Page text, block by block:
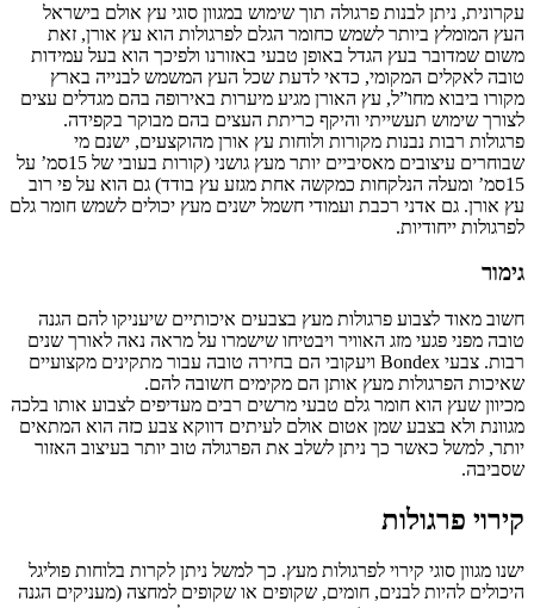
עקרונית, ניתן לבנות פרגולה תוך שימוש במגוון סוגי עץ אולם בישראל
העץ המומלץ ביותר לשמש כחומר הגלם לפרגולות הוא עץ אורן, זאת
משום שמדובר בעץ הגדל באופן טבעי באזורנו ולפיכך הוא בעל עמידות
טובה לאקלים המקומי, כדאי לדעת שכל העץ המשמש לבנייה בארץ
מקורו ביבוא מחו”ל, עץ האורן מגיע מיערות באירופה בהם מגדלים עצים
לצורך שימוש תעשייתי והיקף כריתת העצים בהם מבוקר בקפידה.
פרגולות רבות נבנות מקורות ולוחות עץ אורן מהוקצעים, ישנם מי
שבוחרים עיצובים מאסיביים יותר מעץ גושני (קורות בעובי של 15סמ’ על
15סמ’ ומעלה הנלקחות כמקשה אחת מגזע עץ בודד) גם הוא על פי רוב
עץ אורן. גם אדני רכבת ועמודי חשמל ישנים מעץ יכולים לשמש חומר גלם
לפרגולות ייחודיות.
גימור
חשוב מאוד לצבוע פרגולות מעץ בצבעים איכותיים שיעניקו להם הגנה
טובה מפני פגעי מזג האוויר ויבטיחו שישמרו על מראה נאה לאורך שנים
רבות. צבעי Bondex ויעקובי הם בחירה טובה עבור מתקינים מקצועיים
שאיכות הפרגולות מעץ אותן הם מקימים חשובה להם.
מכיוון שעץ הוא חומר גלם טבעי מרשים רבים מעדיפים לצבוע אותו בלכה
מגוונת ולא בצבע שמן אטום אולם לעיתים דווקא צבע כזה הוא המתאים
יותר, למשל כאשר כך ניתן לשלב את הפרגולה טוב יותר בעיצוב האזור
שסביבה.
קירוי פרגולות
ישנו מגוון סוגי קירוי לפרגולות מעץ. כך למשל ניתן לקרות בלוחות פוליגל
היכולים להיות לבנים, חומים, שקופים או שקופים למחצה (מעניקים הגנה